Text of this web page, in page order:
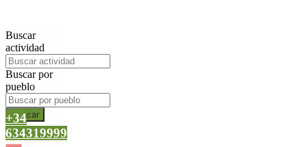
Buscar
actividad
Buscar por
pueblo
Buscar
+34
634319999